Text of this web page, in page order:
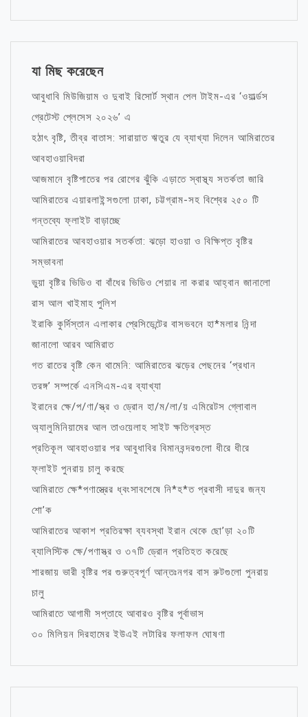
যা মিছ করেছেন
আবুধাবি মিউজিয়াম ও দুবাই রিসোর্ট স্থান পেল টাইম-এর ‘ওয়ার্ল্ডস
গ্রেটেস্ট প্লেসেস ২০২৬’ এ
হঠাৎ বৃষ্টি, তীব্র বাতাস: সারায়াত ঋতুর যে ব্যাখ্যা দিলেন আমিরাতের
আবহাওয়াবিদরা
আজমানে বৃষ্টিপাতের পর রোগের ঝুঁকি এড়াতে স্বাস্থ্য সতর্কতা জারি
আমিরাতের এয়ারলাইন্সগুলো ঢাকা, চট্টগ্রাম-সহ বিশ্বের ২৫০ টি
গন্তব্যে ফ্লাইট বাড়াচ্ছে
আমিরাতের আবহাওয়ার সতর্কতা: ঝড়ো হাওয়া ও বিক্ষিপ্ত বৃষ্টির
সম্ভাবনা
ভুয়া বৃষ্টির ভিডিও বা বাঁধের ভিডিও শেয়ার না করার আহ্বান জানালো
রাস আল খাইমাহ পুলিশ
ইরাকি কুর্দিস্তান এলাকার প্রেসিডেন্টের বাসভবনে হা*মলার নিন্দা
জানালো আরব আমিরাত
গত রাতের বৃষ্টি কেন থামেনি: আমিরাতের ঝড়ের পেছনের ‘প্রধান
তরঙ্গ’ সম্পর্কে এনসিএম-এর ব্যাখ্যা
ইরানের ক্ষে/প/ণা/স্ত্র ও ড্রোন হা/ম/লা/য় এমিরেটস গ্লোবাল
অ্যালুমিনিয়ামের আল তাওয়েলাহ সাইট ক্ষতিগ্রস্ত
প্রতিকূল আবহাওয়ার পর আবুধাবির বিমানবন্দরগুলো ধীরে ধীরে
ফ্লাইট পুনরায় চালু করছে
আমিরাতে ক্ষে*পণাস্ত্রের ধ্বংসাবশেষে নি*হ*ত প্রবাসী দাদুর জন্য
শো’ক
আমিরাতের আকাশ প্রতিরক্ষা ব্যবস্থা ইরান থেকে ছো’ড়া ২০টি
ব্যালিস্টিক ক্ষে/পণাস্ত্র ও ৩৭টি ড্রোন প্রতিহত করেছে
শারজায় ভারী বৃষ্টির পর গুরুত্বপূর্ণ আন্তঃনগর বাস রুটগুলো পুনরায়
চালু
আমিরাতে আগামী সপ্তাহে আবারও বৃষ্টির পূর্বাভাস
৩০ মিলিয়ন দিরহামের ইউএই লটারির ফলাফল ঘোষণা